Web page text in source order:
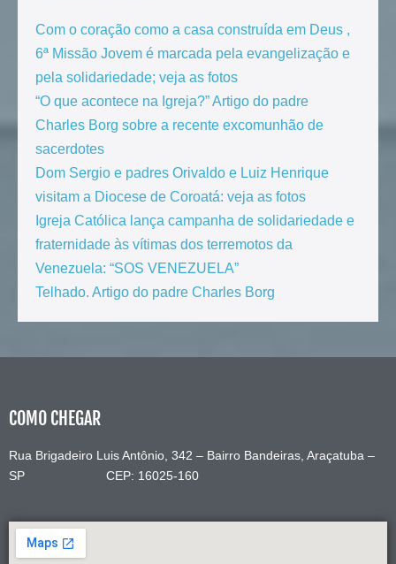
Com o coração como a casa construída em Deus ,
6ª Missão Jovem é marcada pela evangelização e
pela solidariedade; veja as fotos
“O que acontece na Igreja?” Artigo do padre
Charles Borg sobre a recente excomunhão de
sacerdotes
Dom Sergio e padres Orivaldo e Luiz Henrique
visitam a Diocese de Coroatá: veja as fotos
Igreja Católica lança campanha de solidariedade e
fraternidade às vítimas dos terremotos da
Venezuela: “SOS VENEZUELA”
Telhado. Artigo do padre Charles Borg
COMO CHEGAR
Rua Brigadeiro Luis Antônio, 342 – Bairro Bandeiras, Araçatuba –
SP CEP: 16025-160